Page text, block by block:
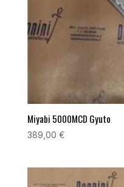
Miyabi 5000MCD Gyuto
389,00 €